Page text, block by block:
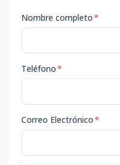
Nombre completo*
Teléfono*
Correo Electrónico*